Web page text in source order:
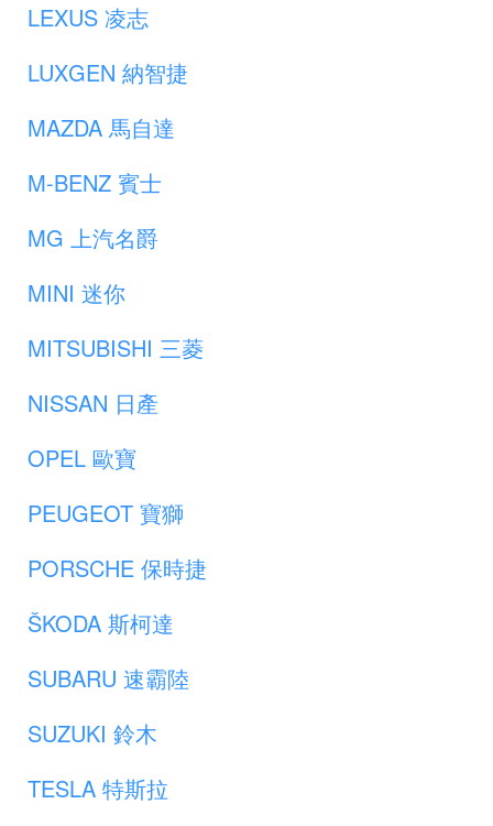
LEXUS 凌志
LUXGEN 納智捷
MAZDA 馬自達
M-BENZ 賓士
MG 上汽名爵
MINI 迷你
MITSUBISHI 三菱
NISSAN 日產
OPEL 歐寶
PEUGEOT 寶獅
PORSCHE 保時捷
ŠKODA 斯柯達
SUBARU 速霸陸
SUZUKI 鈴木
TESLA 特斯拉